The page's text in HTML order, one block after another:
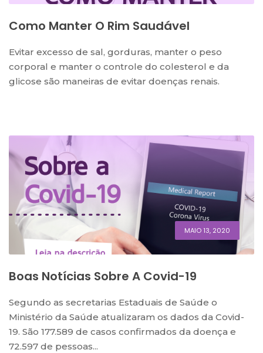
Como Manter O Rim Saudável
Evitar excesso de sal, gorduras, manter o peso
corporal e manter o controle do colesterol e da
glicose são maneiras de evitar doenças renais.
MAIO 13, 2020
Boas Notícias Sobre A Covid-19
Segundo as secretarias Estaduais de Saúde o
Ministério da Saúde atualizaram os dados da Covid-
19. São 177.589 de casos confirmados da doença e
72.597 de pessoas...